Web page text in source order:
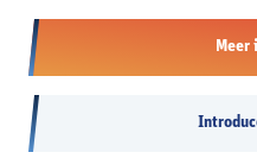
Meer